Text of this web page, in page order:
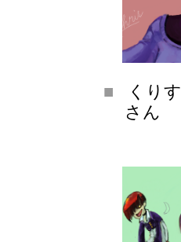
くりす
さん